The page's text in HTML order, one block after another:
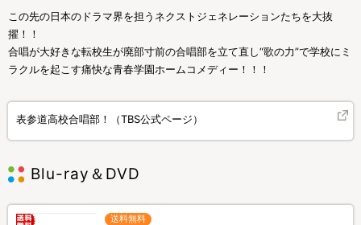
この先の日本のドラマ界を担うネクストジェネレーションたちを大抜
擢！！
合唱が大好きな転校生が廃部寸前の合唱部を立て直し“歌の力”で学校にミ
ラクルを起こす痛快な青春学園ホームコメディー！！！
表参道高校合唱部！（TBS公式ページ）
Blu-ray＆DVD
送料無料